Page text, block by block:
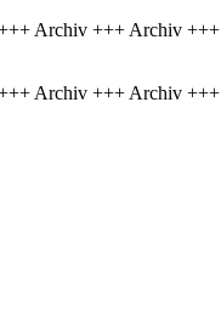
Archiv +++ Archiv
Archiv +++ Archiv